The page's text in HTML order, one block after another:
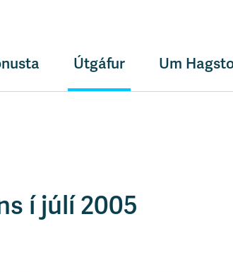
Útgáfur Um
í júlí 2005